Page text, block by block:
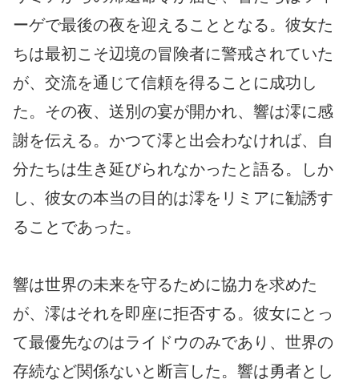
ーゲで最後の夜を迎えることとなる。彼女た
ちは最初こそ辺境の冒険者に警戒されていた
が、交流を通じて信頼を得ることに成功し
た。その夜、送別の宴が開かれ、響は澪に感
謝を伝える。かつて澪と出会わなければ、自
分たちは生き延びられなかったと語る。しか
し、彼女の本当の目的は澪をリミアに勧誘す
ることであった。
響は世界の未来を守るために協力を求めた
が、澪はそれを即座に拒否する。彼女にとっ
て最優先なのはライドウのみであり、世界の
存続など関係ないと断言した。響は勇者とし